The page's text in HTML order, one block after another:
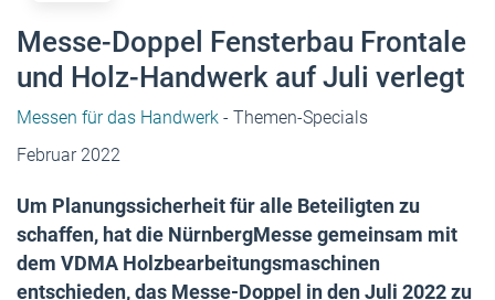
Messe-Doppel Fensterbau Frontale
und Holz-Handwerk auf Juli verlegt
Messen für das Handwerk - Themen-Specials
Februar 2022
Um Planungssicherheit für alle Beteiligten zu
schaffen, hat die NürnbergMesse gemeinsam mit
dem VDMA Holzbearbeitungsmaschinen
entschieden, das Messe-Doppel in den Juli 2022 zu